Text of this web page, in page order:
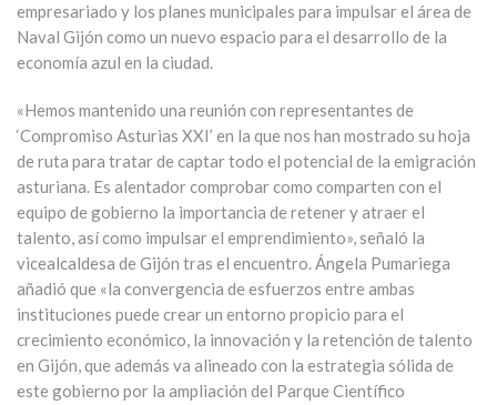
empresariado y los planes municipales para impulsar el área de
Naval Gijón como un nuevo espacio para el desarrollo de la
economía azul en la ciudad.
«Hemos mantenido una reunión con representantes de
‘Compromiso Asturias XXI’ en la que nos han mostrado su hoja
de ruta para tratar de captar todo el potencial de la emigración
asturiana. Es alentador comprobar como comparten con el
equipo de gobierno la importancia de retener y atraer el
talento, así como impulsar el emprendimiento», señaló la
vicealcaldesa de Gijón tras el encuentro. Ángela Pumariega
añadió que «la convergencia de esfuerzos entre ambas
instituciones puede crear un entorno propicio para el
crecimiento económico, la innovación y la retención de talento
en Gijón, que además va alineado con la estrategia sólida de
este gobierno por la ampliación del Parque Científico